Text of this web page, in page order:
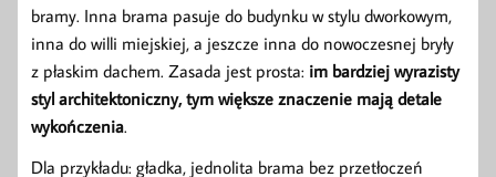
bramy. Inna brama pasuje do budynku w stylu dworkowym,
inna do willi miejskiej, a jeszcze inna do nowoczesnej bryły
z płaskim dachem. Zasada jest prosta: im bardziej wyrazisty
styl architektoniczny, tym większe znaczenie mają detale
wykończenia.
Dla przykładu: gładka, jednolita brama bez przetłoczeń